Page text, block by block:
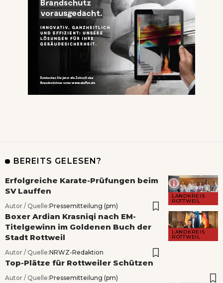
BEREITS GELESEN?
LANDKREIS
ROTTWEIL
Erfolgreiche Karate-Prüfungen beim
SV Lauffen
Autor / Quelle:Pressemitteilung (pm)
LANDKREIS
ROTTWEIL
Boxer Ardian Krasniqi nach EM-
Titelgewinn im Goldenen Buch der
Stadt Rottweil
Autor / Quelle:NRWZ-Redaktion
Top-Plätze für Rottweiler Schützen
Autor / Quelle:Pressemitteilung (pm)